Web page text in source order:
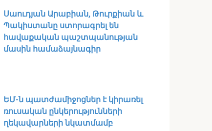
Սաուդյան Արաբիան, Թուրքիան և
Պակիստանը ստորագրել են
հավաքական պաշտպանության
մասին համաձայնագիր
ԵՄ-ն պատժամիջոցներ է կիրառել
ռուսական ընկերությունների
ղեկավարների նկատմամբ